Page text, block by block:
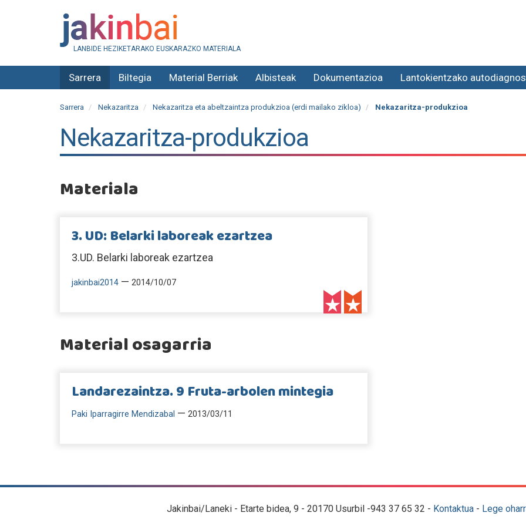
LANBIDE HEZIKETARAKO EUSKARAZKO MATERIALA
Sarrera Biltegia Material Berriak Albisteak Dokumentazioa Lantokientzako
Sarrera Nekazaritza Nekazaritza eta abeltzaintza produkzioa (erdi mailako zikloa) Nekazaritza-produkzioa
Nekazaritza-produkzioa
Materiala
3. UD: Belarki laboreak ezartzea
3.UD. Belarki laboreak ezartzea
jakinbai2014 — 2014/10/07
Material osagarria
Landarezaintza. 9 Fruta-arbolen mintegia
Paki Iparragirre Mendizabal — 2013/03/11
Jakinbai/Laneki - Etarte bidea, 9 - 20170 Usurbil -943 37 65 32 - Kontaktua- Lege